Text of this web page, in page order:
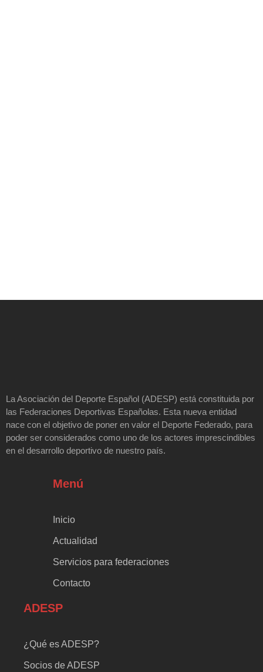
La Asociación del Deporte Español (ADESP) está constituida por
las Federaciones Deportivas Españolas. Esta nueva entidad
nace con el objetivo de poner en valor el Deporte Federado, para
poder ser considerados como uno de los actores imprescindibles
en el desarrollo deportivo de nuestro país.
Menú
Inicio
Actualidad
Servicios para federaciones
Contacto
ADESP
¿Qué es ADESP?
Socios de ADESP